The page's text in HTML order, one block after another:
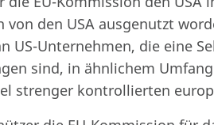
den USA ausgenutzt
US-Unternehmen, die eine
sind, in ähnlichem
strenger kontrollierten